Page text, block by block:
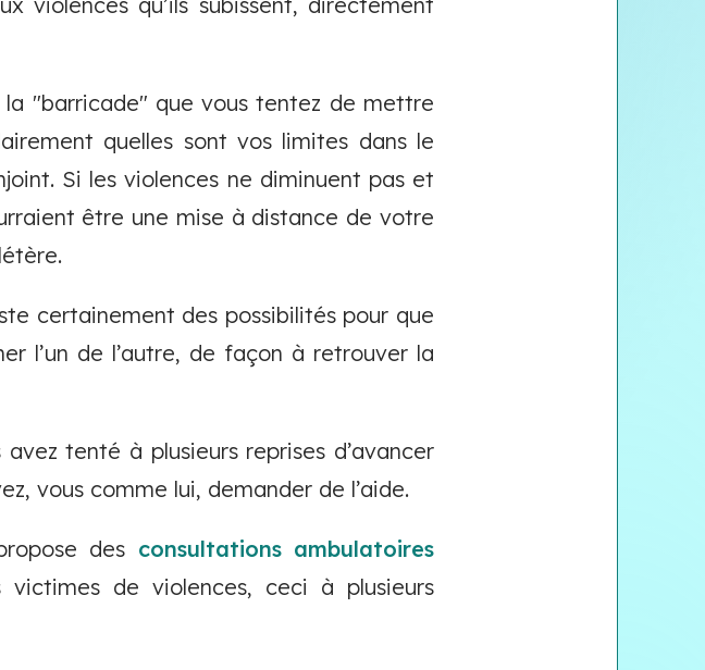
"barricade" que vous tentez de mettre
quelles sont vos limites dans le
Si les violences ne diminuent pas et
être une mise à distance de votre
certainement des possibilités pour que
l’un de l’autre, de façon à retrouver la
tenté à plusieurs reprises d’avancer
vous comme lui, demander de l’aide.
des consultations ambulatoires
de violences, ceci à plusieurs